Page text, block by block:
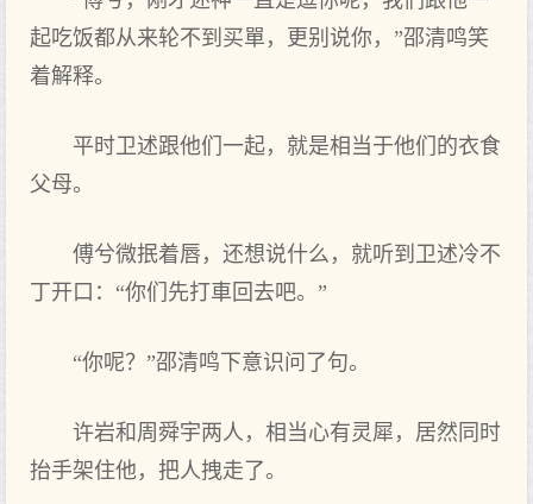
起吃饭都从来轮不到买單，更别说你，”邵清鸣笑
着解释。
平时卫述跟他们一起，就是相当于他们的衣食
父母。
傅兮微抿着唇，还想说什么，就听到卫述冷不
丁开口：“你们先打車回去吧。”
“你呢？”邵清鸣下意识问了句。
许岩和周舜宇两人，相当心有灵犀，居然同时
抬手架住他，把人拽走了。